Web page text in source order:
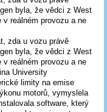
byla, že vědci z West
reálném provozu a ne
zda u vozu právě
byla, že vědci z West
reálném provozu a ne
University
limity na emise
motorů, vymyslela
software, který